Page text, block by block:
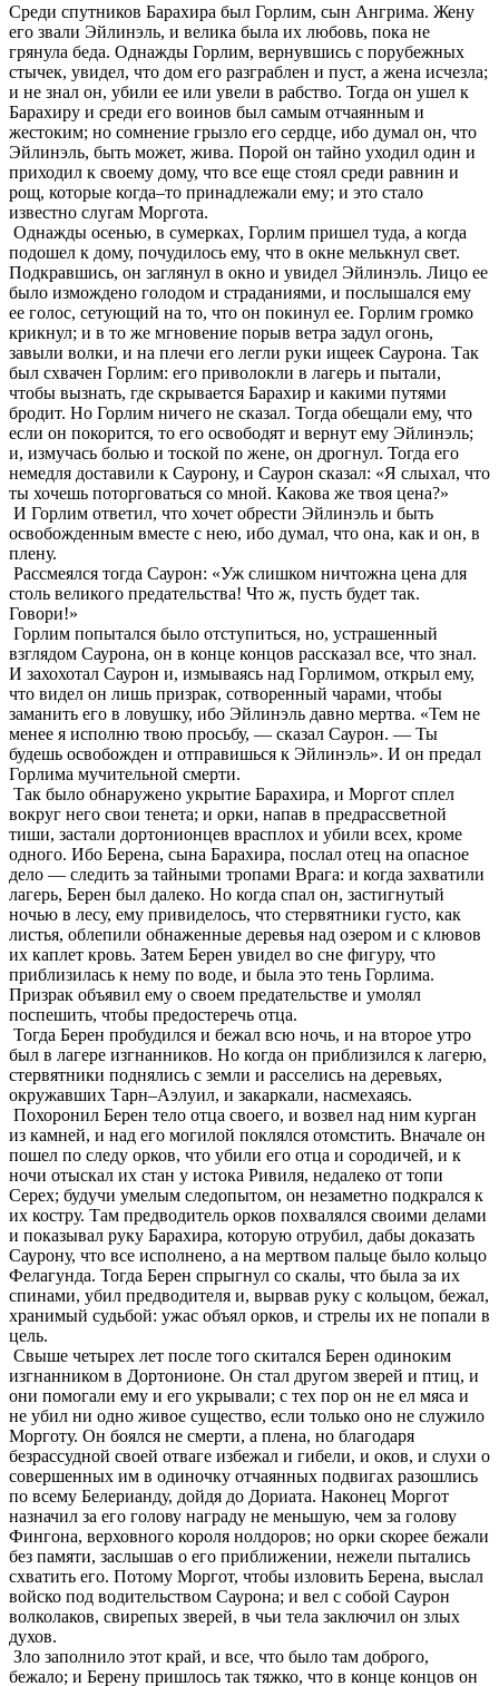
Среди спутников Барахира был Горлим, сын Ангрима. Жену
его звали Эйлинэль, и велика была их любовь, пока не
грянула беда. Однажды Горлим, вернувшись с порубежных
стычек, увидел, что дом его разграблен и пуст, а жена исчезла;
и не знал он, убили ее или увели в рабство. Тогда он ушел к
Барахиру и среди его воинов был самым отчаянным и
жестоким; но сомнение грызло его сердце, ибо думал он, что
Эйлинэль, быть может, жива. Порой он тайно уходил один и
приходил к своему дому, что все еще стоял среди равнин и
рощ, которые когда–то принадлежали ему; и это стало
известно слугам Моргота.
Однажды осенью, в сумерках, Горлим пришел туда, а когда
подошел к дому, почудилось ему, что в окне мелькнул свет.
Подкравшись, он заглянул в окно и увидел Эйлинэль. Лицо ее
было измождено голодом и страданиями, и послышался ему
ее голос, сетующий на то, что он покинул ее. Горлим громко
крикнул; и в то же мгновение порыв ветра задул огонь,
завыли волки, и на плечи его легли руки ищеек Саурона. Так
был схвачен Горлим: его приволокли в лагерь и пытали,
чтобы вызнать, где скрывается Барахир и какими путями
бродит. Но Горлим ничего не сказал. Тогда обещали ему, что
если он покорится, то его освободят и вернут ему Эйлинэль;
и, измучась болью и тоской по жене, он дрогнул. Тогда его
немедля доставили к Саурону, и Саурон сказал: «Я слыхал, что
ты хочешь поторговаться со мной. Какова же твоя цена?»
И Горлим ответил, что хочет обрести Эйлинэль и быть
освобожденным вместе с нею, ибо думал, что она, как и он, в
плену.
Рассмеялся тогда Саурон: «Уж слишком ничтожна цена для
столь великого предательства! Что ж, пусть будет так.
Говори!»
Горлим попытался было отступиться, но, устрашенный
взглядом Саурона, он в конце концов рассказал все, что знал.
И захохотал Саурон и, измываясь над Горлимом, открыл ему,
что видел он лишь призрак, сотворенный чарами, чтобы
заманить его в ловушку, ибо Эйлинэль давно мертва. «Тем не
менее я исполню твою просьбу, — сказал Саурон. — Ты
будешь освобожден и отправишься к Эйлинэль». И он предал
Горлима мучительной смерти.
Так было обнаружено укрытие Барахира, и Моргот сплел
вокруг него свои тенета; и орки, напав в предрассветной
тиши, застали дортонионцев врасплох и убили всех, кроме
одного. Ибо Берена, сына Барахира, послал отец на опасное
дело — следить за тайными тропами Врага: и когда захватили
лагерь, Берен был далеко. Но когда спал он, застигнутый
ночью в лесу, ему привиделось, что стервятники густо, как
листья, облепили обнаженные деревья над озером и с клювов
их каплет кровь. Затем Берен увидел во сне фигуру, что
приблизилась к нему по воде, и была это тень Горлима.
Призрак объявил ему о своем предательстве и умолял
поспешить, чтобы предостеречь отца.
Тогда Берен пробудился и бежал всю ночь, и на второе утро
был в лагере изгнанников. Но когда он приблизился к лагерю,
стервятники поднялись с земли и расселись на деревьях,
окружавших Тарн–Аэлуил, и закаркали, насмехаясь.
Похоронил Берен тело отца своего, и возвел над ним курган
из камней, и над его могилой поклялся отомстить. Вначале он
пошел по следу орков, что убили его отца и сородичей, и к
ночи отыскал их стан у истока Ривиля, недалеко от топи
Серех; будучи умелым следопытом, он незаметно подкрался к
их костру. Там предводитель орков похвалялся своими делами
и показывал руку Барахира, которую отрубил, дабы доказать
Саурону, что все исполнено, а на мертвом пальце было кольцо
Фелагунда. Тогда Берен спрыгнул со скалы, что была за их
спинами, убил предводителя и, вырвав руку с кольцом, бежал,
хранимый судьбой: ужас объял орков, и стрелы их не попали в
цель.
Свыше четырех лет после того скитался Берен одиноким
изгнанником в Дортонионе. Он стал другом зверей и птиц, и
они помогали ему и его укрывали; с тех пор он не ел мяса и
не убил ни одно живое существо, если только оно не служило
Морготу. Он боялся не смерти, а плена, но благодаря
безрассудной своей отваге избежал и гибели, и оков, и слухи о
совершенных им в одиночку отчаянных подвигах разошлись
по всему Белерианду, дойдя до Дориата. Наконец Моргот
назначил за его голову награду не меньшую, чем за голову
Фингона, верховного короля нолдоров; но орки скорее бежали
без памяти, заслышав о его приближении, нежели пытались
схватить его. Потому Моргот, чтобы изловить Берена, выслал
войско под водительством Саурона; и вел с собой Саурон
волколаков, свирепых зверей, в чьи тела заключил он злых
духов.
Зло заполнило этот край, и все, что было там доброго,
бежало; и Берену пришлось так тяжко, что в конце концов он